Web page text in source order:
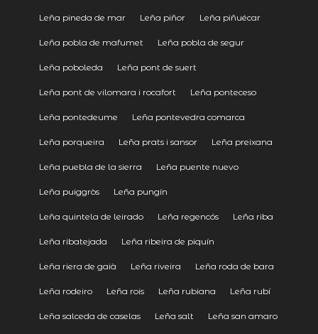
Leña pineda de mar Leña piñor Leña piñuécar
Leña pobla de mafumet Leña pobla de segur
Leña poboleda Leña pont de suert
Leña pont de vilomara i rocafort Leña ponteceso
Leña pontedeume Leña pontevedra comarca
Leña porqueira Leña prats i sansor Leña preixana
Leña puebla de la sierra Leña puente nuevo
Leña puiggròs Leña pungín
Leña quintela de leirado Leña regencós Leña riba
Leña ribatejada Leña ribeira de piquín
Leña riera de gaià Leña riveira Leña roda de bara
Leña rodeiro Leña rois Leña rubiana Leña rubí
Leña salceda de caselas Leña salt Leña san amaro